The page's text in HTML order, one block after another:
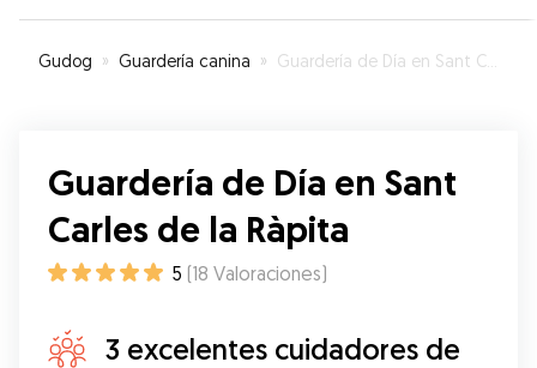
necesites”
experirncia ha sido muy buena. Desde el primer
nuestra perra y sus costumbres, para adaptarse
autocaravanas. Muy recomendable”
Gudog » Guardería canina » Guardería de Día en Sant Carles de la Ràpita
Guardería de Día en Sant
Carles de la Ràpita
5 (18 Valoraciones)
3 excelentes cuidadores de